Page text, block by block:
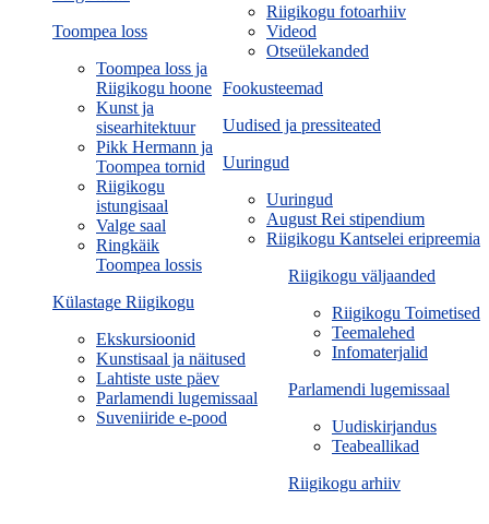
Riigikogu fotoarhiiv
Videod
Otseülekanded
Fookusteemad
Uudised ja pressiteated
Uuringud
Uuringud
August Rei stipendium
Riigikogu Kantselei eripreemia
Riigikogu väljaanded
Riigikogu Toimetised
Teemalehed
Infomaterjalid
Parlamendi lugemissaal
Uudiskirjandus
Teabeallikad
Riigikogu arhiiv
Toompea loss
Toompea loss ja
Riigikogu hoone
Kunst ja
sisearhitektuur
Pikk Hermann ja
Toompea tornid
Riigikogu
istungisaal
Valge saal
Ringkäik
Toompea lossis
Külastage Riigikogu
Ekskursioonid
Kunstisaal ja näitused
Lahtiste uste päev
Parlamendi lugemissaal
Suveniiride e-pood